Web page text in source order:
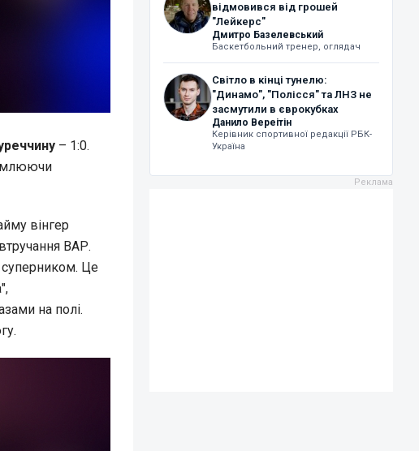
– 1:0.
вінгер
ВАР.
суперником. Це
на полі.
відмовився від грошей
"Лейкерс"
Дмитро Базелевський
Баскетбольний тренер, оглядач
Світло в кінці тунелю:
"Динамо", "Полісся" та ЛНЗ не
засмутили в єврокубках
Данило Вереітін
Керівник спортивної редакції РБК-
Україна